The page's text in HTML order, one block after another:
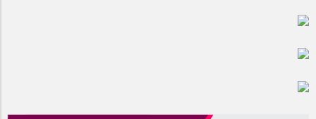
تیم شهدای مگاموتور در بزرگترین مسابقات گل کوچک جهان شرکت